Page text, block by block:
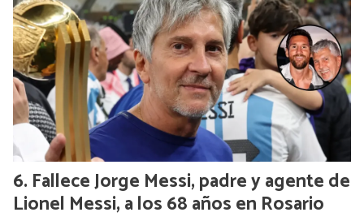
Fallece Jorge Messi, padre y agente de
Lionel Messi, a los 68 años en Rosario